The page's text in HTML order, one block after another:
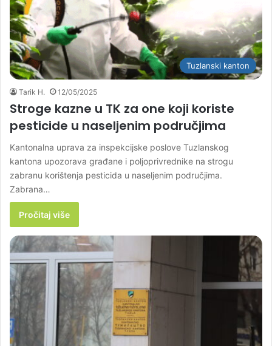
Tuzlanski kanton
Tarik H. 12/05/2025
Stroge kazne u TK za one koji koriste
pesticide u naseljenim područjima
Kantonalna uprava za inspekcijske poslove Tuzlanskog
kantona upozorava građane i poljoprivrednike na strogu
zabranu korištenja pesticida u naseljenim područjima.
Zabrana…
Pročitaj više